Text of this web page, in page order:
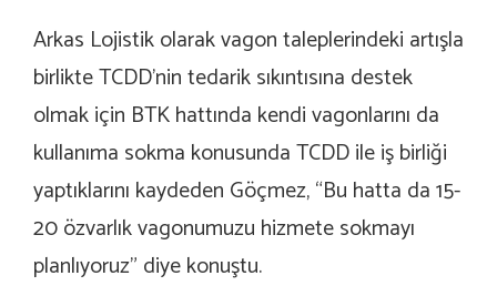
Arkas Lojistik olarak vagon taleplerindeki artışla
birlikte TCDD’nin tedarik sıkıntısına destek
olmak için BTK hattında kendi vagonlarını da
kullanıma sokma konusunda TCDD ile iş birliği
yaptıklarını kaydeden Göçmez, “Bu hatta da 15-
20 özvarlık vagonumuzu hizmete sokmayı
planlıyoruz” diye konuştu.